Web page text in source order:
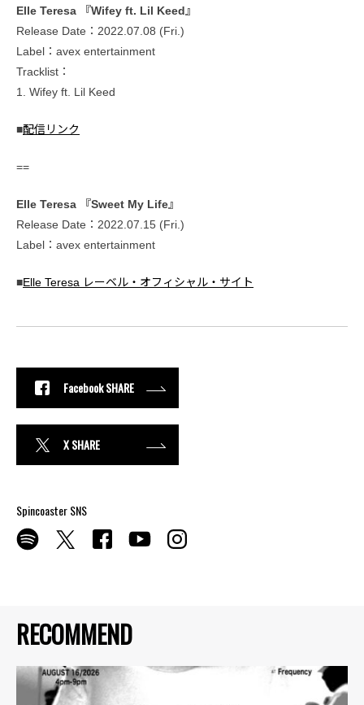
RECOMMEND
Elle Teresa 『Wifey ft. Lil Keed』
Release Date：2022.07.08 (Fri.)
Label：avex entertainment
Tracklist：
1. Wifey ft. Lil Keed
■配信リンク
==
Elle Teresa 『Sweet My Life』
Release Date：2022.07.15 (Fri.)
Label：avex entertainment
■Elle Teresa レーベル・オフィシャル・サイト
Facebook SHARE
X SHARE
Spincoaster SNS